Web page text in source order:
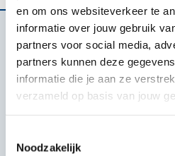
en om ons websiteverkeer te
informatie over jouw gebruik
partners voor social media,
partners kunnen deze
informatie die je aan ze
verzameld op basis van jouw
Noodzakelijk
SCHRIJF